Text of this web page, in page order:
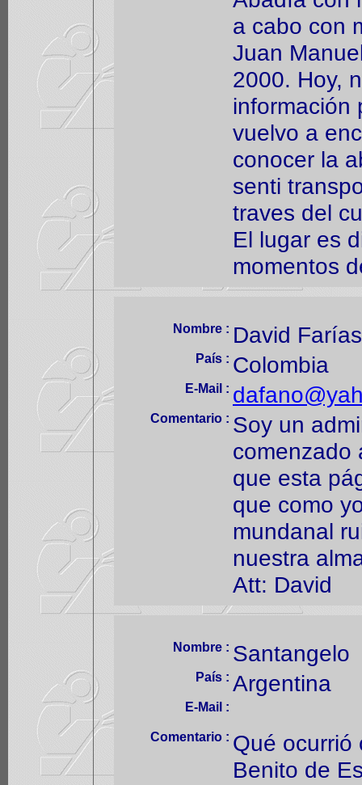
a cabo con
Juan
2000. Hoy,
información
vuelvo a
conocer la
senti
traves del
El lugar es
momentos
Nombre : David Farías
País : Colombia
E-Mail :
Comentario : Soy un
comenzado
que esta
que como
mundanal
nuestra
Att: David
Nombre : Santangelo
País : Argentina
E-Mail :
Comentario : Qué ocurrió
Benito de